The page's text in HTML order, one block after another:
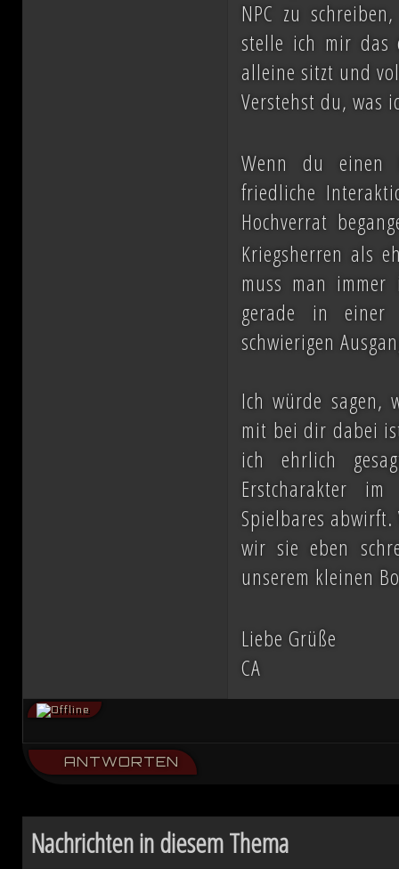
ihn mit der Einnahme von
Eindruck einer erneuten
sichert sich Vesperum die
Düstere Zeiten ziehen auf.
Schlacht von Endor noch den
nun in weiter Ferne. Der Entscheid
fallen und niemand vermag auch
Planeten aussehen wird....
NPC zu
stelle ich mir das
alleine sitzt und
Verstehst du, was
Wenn du einen
friedliche
Hochverrat
Kriegsherren als
muss man
gerade in einer
schwierigen
Ich würde sagen,
mit bei dir dabei
ich ehrlich
Erstcharakter
Spielbares abwirft.
wir sie eben
unserem kleinen
Liebe Grüße
CA
ANTWORTEN
Nachrichten in diesem Thema